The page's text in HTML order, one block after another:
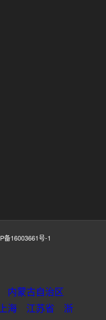
备16003661号-1
内蒙古自治区
海 江苏省
浙